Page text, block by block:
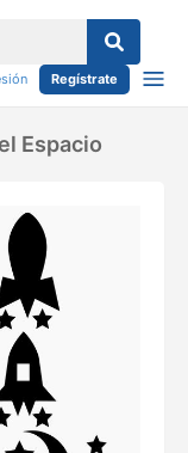
Regístrate
Espacio